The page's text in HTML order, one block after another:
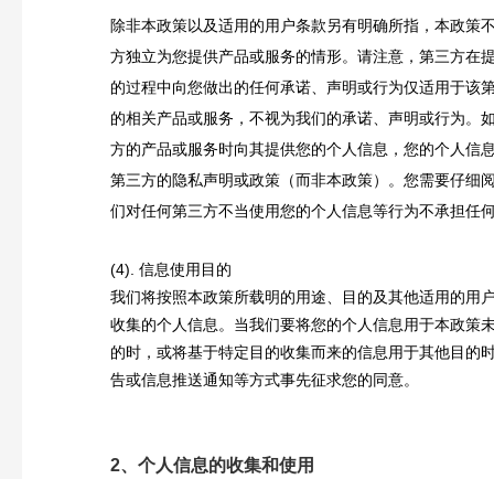
除非本政策以及适用的用户条款另有明确所指，本政策
方独立为您提供产品或服务的情形。请注意，第三方在
的过程中向您做出的任何承诺、声明或行为仅适用于该
的相关产品或服务，不视为我们的承诺、声明或行为。
方的产品或服务时向其提供您的个人信息，您的个人信
第三方的隐私声明或政策（而非本政策）。您需要仔细
们对任何第三方不当使用您的个人信息等行为不承担任
(4). 信息使用目的
我们将按照本政策所载明的用途、目的及其他适用的用
收集的个人信息。当我们要将您的个人信息用于本政策
的时，或将基于特定目的收集而来的信息用于其他目的
告或信息推送通知等方式事先征求您的同意。
2、个人信息的收集和使用